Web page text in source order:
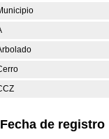
Fecha de registro